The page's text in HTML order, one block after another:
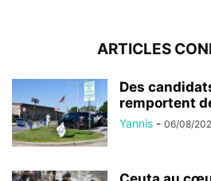
ARTICLES
Des
remportent
Yannis - 06/08/